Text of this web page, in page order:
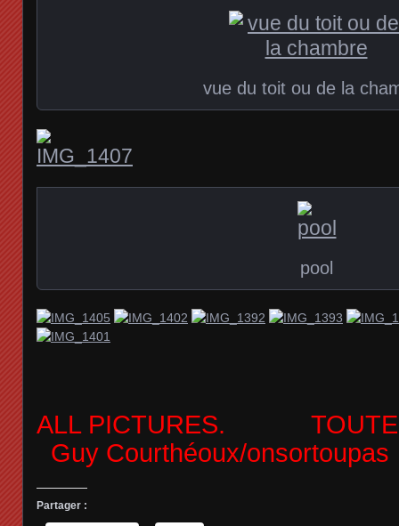
vue du toit ou de la
pool
ALL PICTURES. TOUTES
Guy Courthéoux/onsortoupas
Partager :